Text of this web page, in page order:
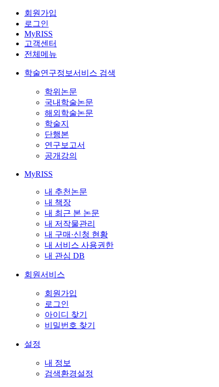
회원가입
로그인
MyRISS
고객센터
전체메뉴
학술연구정보서비스 검색
학위논문
국내학술논문
해외학술논문
학술지
단행본
연구보고서
공개강의
MyRISS
내 추천논문
내 책장
내 최근 본 논문
내 저작물관리
내 구매·신청 현황
내 서비스 사용권한
내 관심 DB
회원서비스
회원가입
로그인
아이디 찾기
비밀번호 찾기
설정
내 정보
검색환경설정